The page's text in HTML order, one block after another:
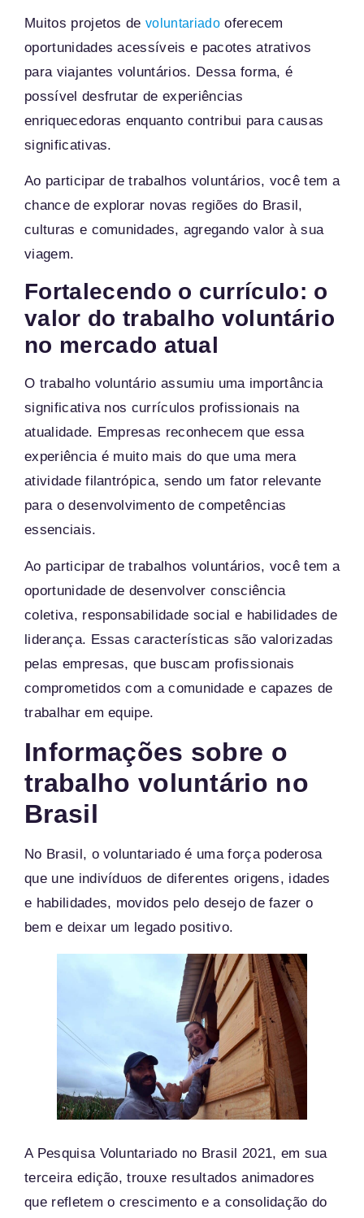
Muitos projetos devoluntariadooferecem
oportunidades acessíveis e pacotes atrativos
para viajantes voluntários. Dessa forma, é
possível desfrutar de experiências
enriquecedoras enquanto contribui para causas
significativas.
Ao participar de trabalhos voluntários, você tem a
chance de explorar novas regiões do Brasil,
culturas e comunidades, agregando valor à sua
viagem.
Fortalecendo o currículo: o
valor do trabalho voluntário
no mercado atual
O trabalho voluntário assumiu uma importância
significativa nos currículos profissionais na
atualidade. Empresas reconhecem que essa
experiência é muito mais do que uma mera
atividade filantrópica, sendo um fator relevante
para o desenvolvimento de competências
essenciais.
Ao participar de trabalhos voluntários, você tem a
oportunidade de desenvolver consciência
coletiva, responsabilidade social e habilidades de
liderança. Essas características são valorizadas
pelas empresas, que buscam profissionais
comprometidos com a comunidade e capazes de
trabalhar em equipe.
Informações sobre o
trabalho voluntário no
Brasil
No Brasil, o voluntariado é uma força poderosa
que une indivíduos de diferentes origens, idades
e habilidades, movidos pelo desejo de fazer o
bem e deixar um legado positivo.
A Pesquisa Voluntariado no Brasil 2021, em sua
terceira edição, trouxe resultados animadores
que refletem o crescimento e a consolidação do